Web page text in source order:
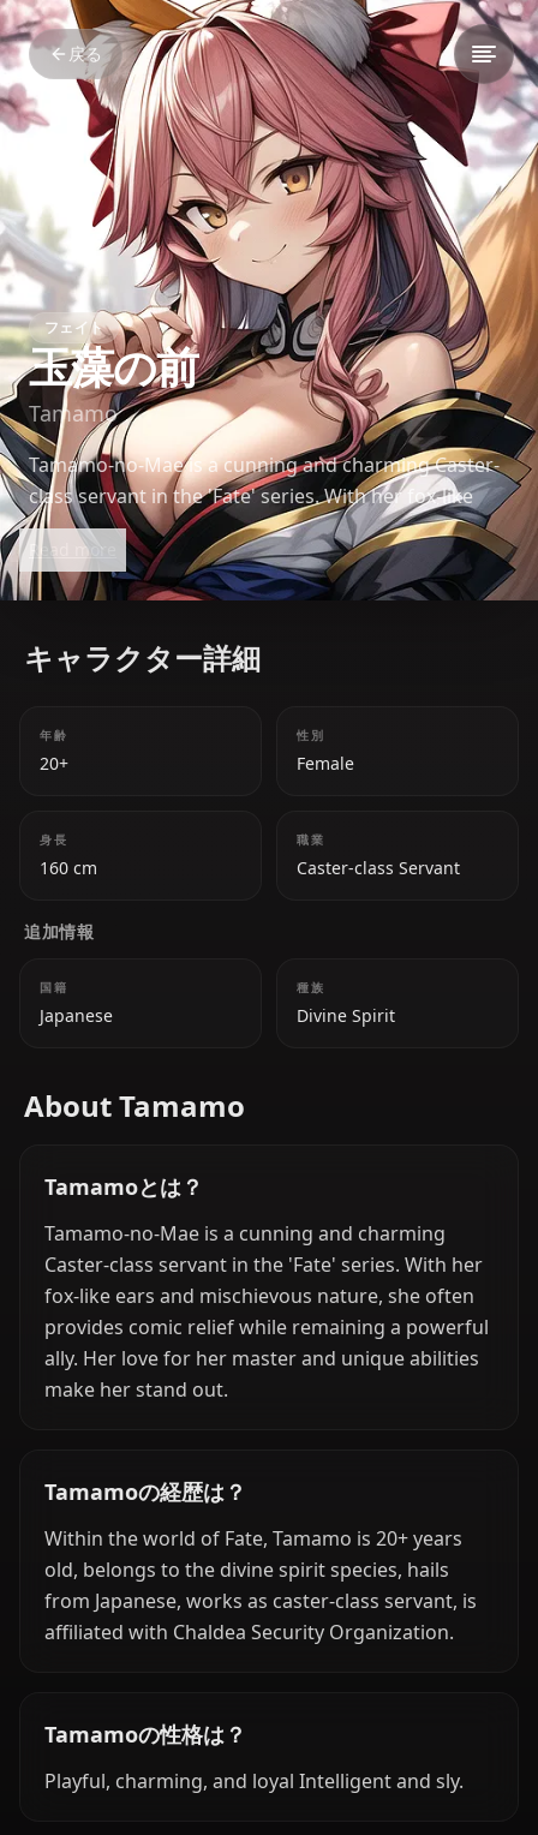
戻る
フェイト
玉藻の前
Tamamo
Tamamo-no-Mae is a cunning and charming Caster-
class servant in the 'Fate' series. With her fox-like
ears and mischievous nature, she often provides
comic relief while remaining a powerful ally. Her love
for her master and unique abilities make her stand
Read more
キャラクター詳細
年齢
20+
性別
Female
身長
160 cm
職業
Caster-class Servant
追加情報
国籍
Japanese
種族
Divine Spirit
About Tamamo
Tamamoとは？
Tamamo-no-Mae is a cunning and charming
Caster-class servant in the 'Fate' series. With her
fox-like ears and mischievous nature, she often
provides comic relief while remaining a powerful
ally. Her love for her master and unique abilities
make her stand out.
Tamamoの経歴は？
Within the world of Fate, Tamamo is 20+ years
old, belongs to the divine spirit species, hails
from Japanese, works as caster-class servant, is
affiliated with Chaldea Security Organization.
Tamamoの性格は？
Playful, charming, and loyal Intelligent and sly.